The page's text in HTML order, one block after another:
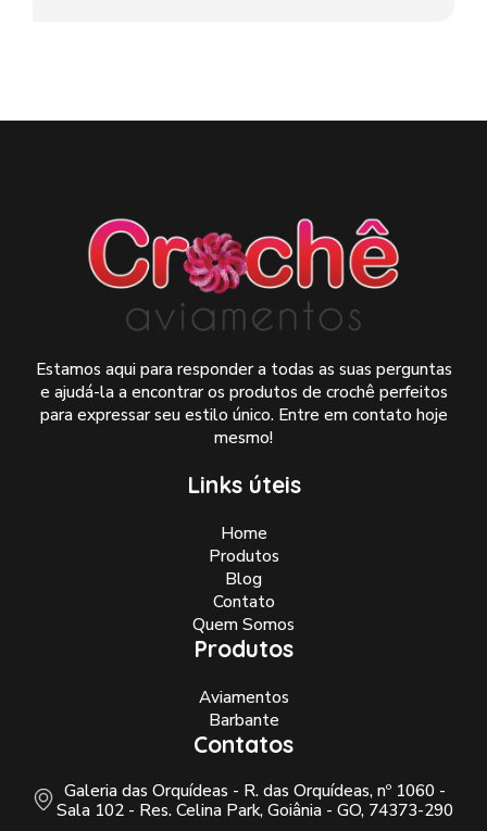
Estamos aqui para responder a todas as suas perguntas
e ajudá-la a encontrar os produtos de crochê perfeitos
para expressar seu estilo único. Entre em contato hoje
mesmo!
Links úteis
Home
Produtos
Blog
Contato
Quem Somos
Produtos
Aviamentos
Barbante
Contatos
Galeria das Orquídeas - R. das Orquídeas, nº 1060 -
Sala 102 - Res. Celina Park, Goiânia - GO, 74373-290